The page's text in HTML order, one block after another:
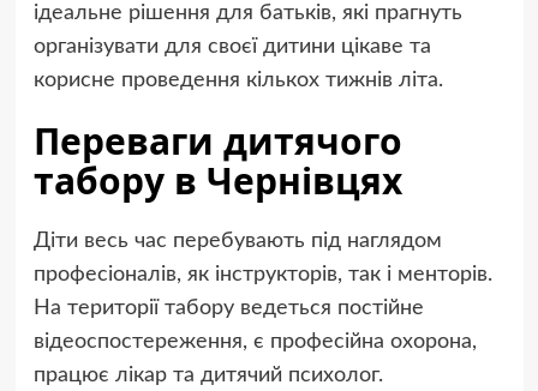
ідеальне рішення для батьків, які прагнуть
організувати для своєї дитини цікаве та
корисне проведення кількох тижнів літа.
Переваги дитячого
табору в Чернівцях
Діти весь час перебувають під наглядом
професіоналів, як інструкторів, так і менторів.
На території табору ведеться постійне
відеоспостереження, є професійна охорона,
працює лікар та дитячий психолог.